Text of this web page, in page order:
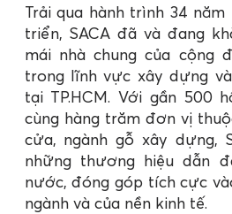
Trải qua hành trình 34
triển, SACA đã và đang
mái nhà chung của cộng
trong lĩnh vực xây dựng
tại TP.HCM. Với gần 500
cùng hàng trăm đơn vị
cửa, ngành gỗ xây dựng,
những thương hiệu dẫn
nước, đóng góp tích cực
ngành và của nền kinh tế.